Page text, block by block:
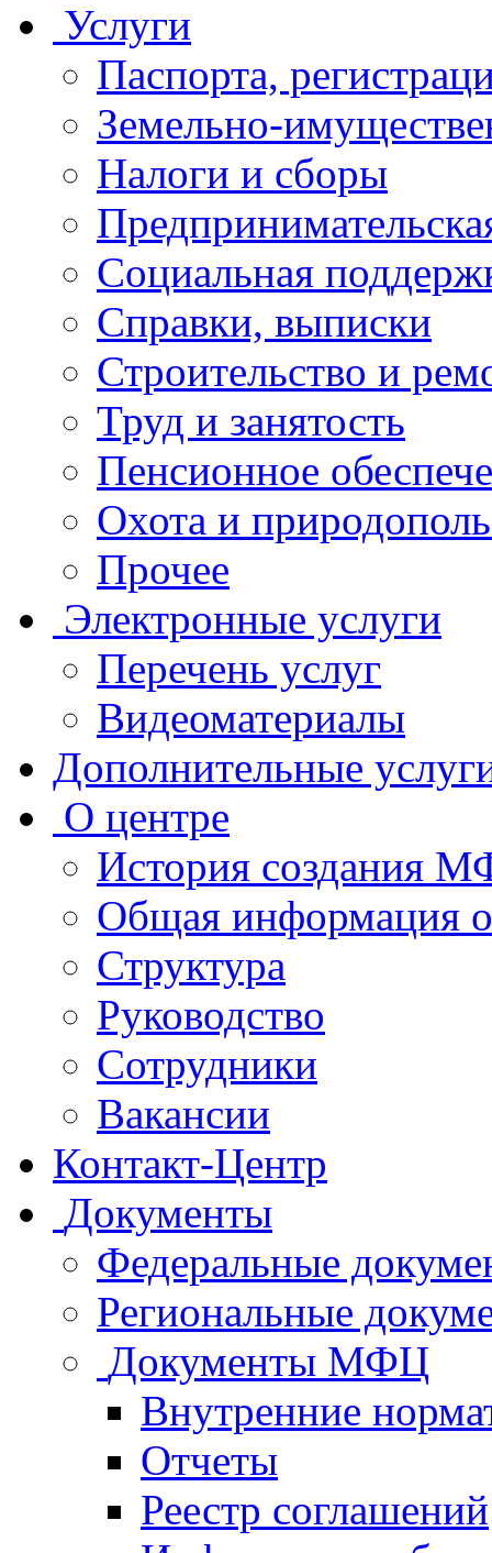
Услуги
Паспорта,
Земельно-
Налоги и сборы
Социальная
Справки, выписки
Строительство и
Труд и занятость
Пенсионное
Охота и
Прочее
Электронные услуги
Перечень услуг
Видеоматериалы
Дополнительные
О центре
История создания
Общая
Структура
Руководство
Сотрудники
Вакансии
Контакт-Центр
Документы
Федеральные
Региональные
Документы МФЦ
Внутренние
Отчеты
Реестр соглашений